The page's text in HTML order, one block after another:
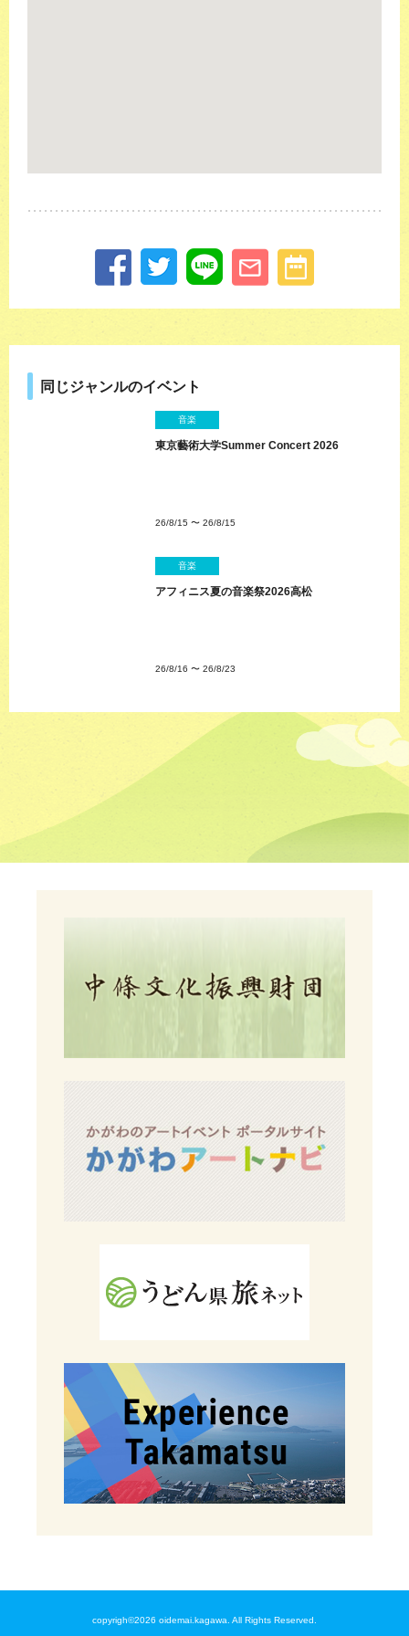
同じジャンルのイベント
音楽
東京藝術大学Summer Concert 2026
26/8/15 〜 26/8/15
音楽
アフィニス夏の音楽祭2026高松
26/8/16 〜 26/8/23
copyrigh©2026 oidemai.kagawa. All Rights Reserved.